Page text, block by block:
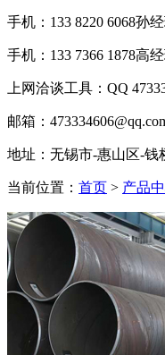
手机：133 8220 6068孙
手机：133 7366 1878高
上网洽谈工具：QQ
邮箱：
地址：无锡市-惠山区-钱
当前位置： 首页 > 产品